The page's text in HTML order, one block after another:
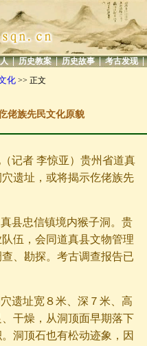
| 历史教案 | 历史故事 | 考古发现 |
化 >> 正文
佬族先民文化原貌
记者 李惊亚）贵州省道真
遗址，或将揭示仡佬族先
县忠信镇境内猴子洞。贵
伍，会同道真县文物管理
、勘探。考古调查报告已
遗址宽８米、深７米、高
干燥，从洞顶面早期落下
洞顶石也有松动迹象，因